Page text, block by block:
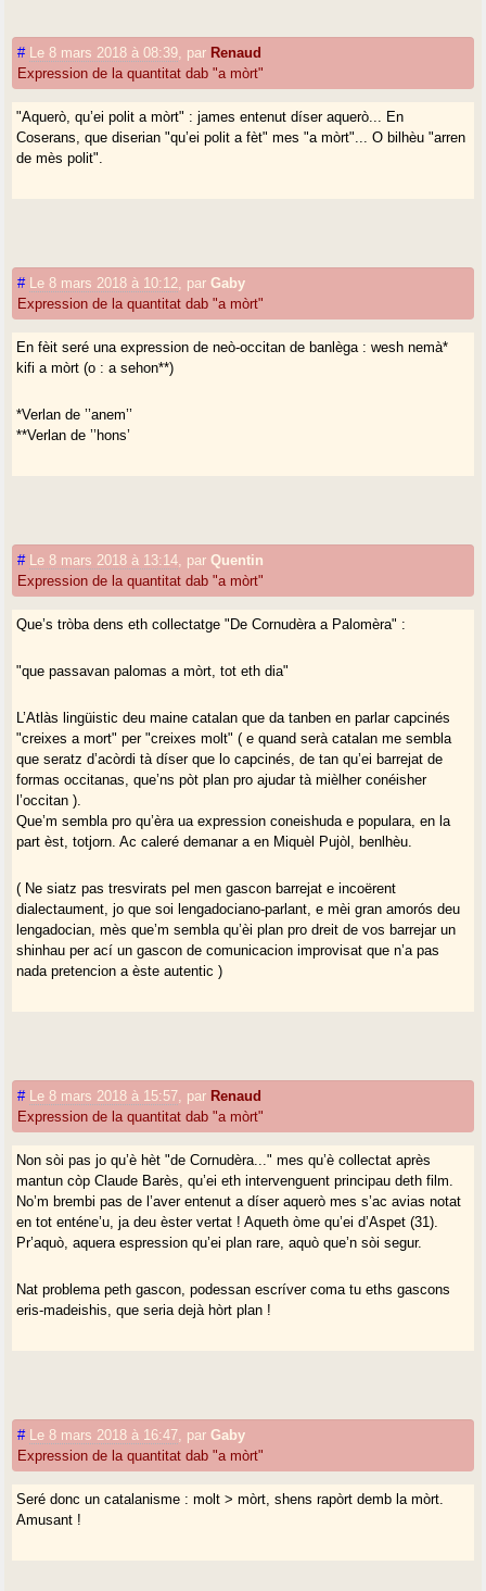
# Le 8 mars 2018 à 08:39 par Renaud
Expression de la quantitat dab "a mòrt"
"Aquerò, qu’ei polit a mòrt" : james entenut díser aquerò... En
Coserans, que diserian "qu’ei polit a fèt" mes "a mòrt"... O bilhèu "arren
de mès polit".
# Le 8 mars 2018 à 10:12 parGaby
Expression de la quantitat dab "a mòrt"
En fèit seré una expression de neò-occitan de banlèga : wesh nemà*
kifi a mòrt (o : a sehon**)
*Verlan de ’’anem’’
**Verlan de ’’hons’
# Le 8 mars 2018 à 13:14 parQuentin
Expression de la quantitat dab "a mòrt"
Que’s tròba dens eth collectatge "De Cornudèra a Palomèra" :
"que passavan palomas a mòrt, tot eth dia"
L’Atlàs lingüistic deu maine catalan que da tanben en parlar capcinés
"creixes a mort" per "creixes molt" ( e quand serà catalan me sembla
que seratz d’acòrdi tà díser que lo capcinés, de tan qu’ei barrejat de
formas occitanas, que’ns pòt plan pro ajudar tà mièlher conéisher
l’occitan ).
Que’m sembla pro qu’èra ua expression coneishuda e populara, en la
part èst, totjorn. Ac caleré demanar a en Miquèl Pujòl, benlhèu.
( Ne siatz pas tresvirats pel men gascon barrejat e incoërent
dialectaument, jo que soi lengadociano-parlant, e mèi gran amorós deu
lengadocian, mès que’m sembla qu’èi plan pro dreit de vos barrejar un
shinhau per ací un gascon de comunicacion improvisat que n’a pas
nada pretencion a èste autentic )
# Le 8 mars 2018 à 15:57 par Renaud
Expression de la quantitat dab "a mòrt"
Non sòi pas jo qu’è hèt "de Cornudèra..." mes qu’è collectat après
mantun còp Claude Barès, qu’ei eth intervenguent principau deth film.
No’m brembi pas de l’aver entenut a díser aquerò mes s’ac avias notat
en tot enténe’u, ja deu èster vertat ! Aqueth òme qu’ei d’Aspet (31).
Pr’aquò, aquera espression qu’ei plan rare, aquò que’n sòi segur.
Nat problema peth gascon, podessan escríver coma tu eths gascons
eris-madeishis, que seria dejà hòrt plan !
# Le 8 mars 2018 à 16:47 parGaby
Expression de la quantitat dab "a mòrt"
Seré donc un catalanisme : molt > mòrt, shens rapòrt demb la mòrt.
Amusant !